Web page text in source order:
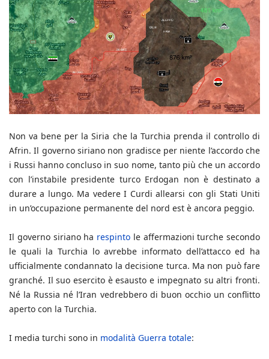
Non va bene per la Siria che la Turchia prenda il controllo di
Afrin. Il governo siriano non gradisce per niente l’accordo che
i Russi hanno concluso in suo nome, tanto più che un accordo
con l’instabile presidente turco Erdogan non è destinato a
durare a lungo. Ma vedere I Curdi allearsi con gli Stati Uniti
in un’occupazione permanente del nord est è ancora peggio.
Il governo siriano ha respinto le affermazioni turche secondo
le quali la Turchia lo avrebbe informato dell’attacco ed ha
ufficialmente condannato la decisione turca. Ma non può fare
granché. Il suo esercito è esausto e impegnato su altri fronti.
Né la Russia né l’Iran vedrebbero di buon occhio un conflitto
aperto con la Turchia.
I media turchi sono in modalità Guerra totale: